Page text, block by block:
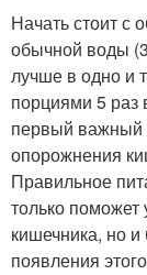
Начать стоит с
обычной воды
лучше в одно и
порциями 5 раз
первый важный
опорожнения
Правильное
только
кишечника, но и
появления